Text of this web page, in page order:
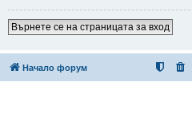
Върнете се на страницата за вход
Начало форум